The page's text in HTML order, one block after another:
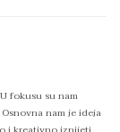
fokusu su nam
nam je ideja